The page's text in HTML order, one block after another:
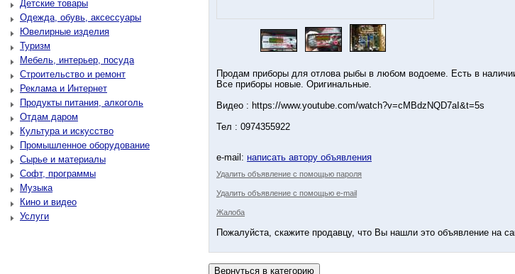
Детские товары
Одежда, обувь, аксессуары
Ювелирные изделия
Туризм
Мебель, интерьер, посуда
Строительство и ремонт
Реклама и Интернет
Продукты питания, алкоголь
Отдам даром
Культура и искусство
Промышленное оборудование
Сырье и материалы
Софт, программы
Музыка
Кино и видео
Услуги
Продам приборы для отлова рыбы в любом водоеме. Есть в
Все приборы новые. Оригинальные.
Видео : https://www.youtube.com/watch?v=cMBdzNQD7aI&t=5s
Тел : 0974355922
e-mail: написать автору объявления
Удалить объявление с помощью пароля
Удалить объявление с помощью e-mail
Жалоба
Пожалуйста, скажите продавцу, что Вы нашли это объявление на